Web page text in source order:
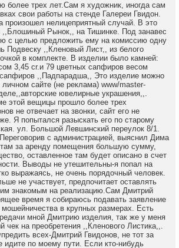
более трех лет.Сам я художник, иногда сам
свои работы на стенде Галереи Гвидон.
произошел нелицеприятный случай. В это
,,Блошиный Рынок,, на Тишинке. Под занавес
с целью предложить ему на комиссию одну
Подвеску ,,Кленовый Лист,, из белого
в комплекте. В изделии было камней:
3,45 cr.и 79 цветных сапфиров весом
,,Падпарадша,, Это изделие можно
сайте (не реклама) www/master-
ювелирные украшения,,.
этой вещицы прошло более трех
не отвечает на звонки, сайт его не
Я попытался разыскать его по старому
ул. Большой Левшинский переулок 8/1.
с администрацией, выяснил Дима
за аренду помещения большую сумму,
оставленное там будет описано в счет
Выводы не утешительны-я попал на
выражаясь, не очень порядочный человек.
не участвует, предпочитает оставлять
знакомым на реализацию.Сам Дмитрий
время я собираюсь подавать заявление
в крупных размерах. Есть
мной Дмитрию изделия, так же у меня
чек на преобретения ,,Кленового Листика,,.
всех-Дмитрий Гвидонов, не тот за
идите по моему пути. Если кто-нибудь